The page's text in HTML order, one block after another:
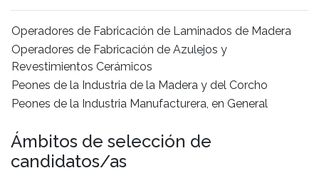
Operadores de Fabricación de Laminados de Madera
Operadores de Fabricación de Azulejos y
Revestimientos Cerámicos
Peones de la Industria de la Madera y del Corcho
Peones de la Industria Manufacturera, en General
Ámbitos de selección de
candidatos/as